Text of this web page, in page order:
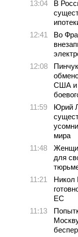
13:04
В
12:41
Во
12:08
США и
11:59
Юрий
мира
11:48
для
11:21
Никол
ЕС
11:13